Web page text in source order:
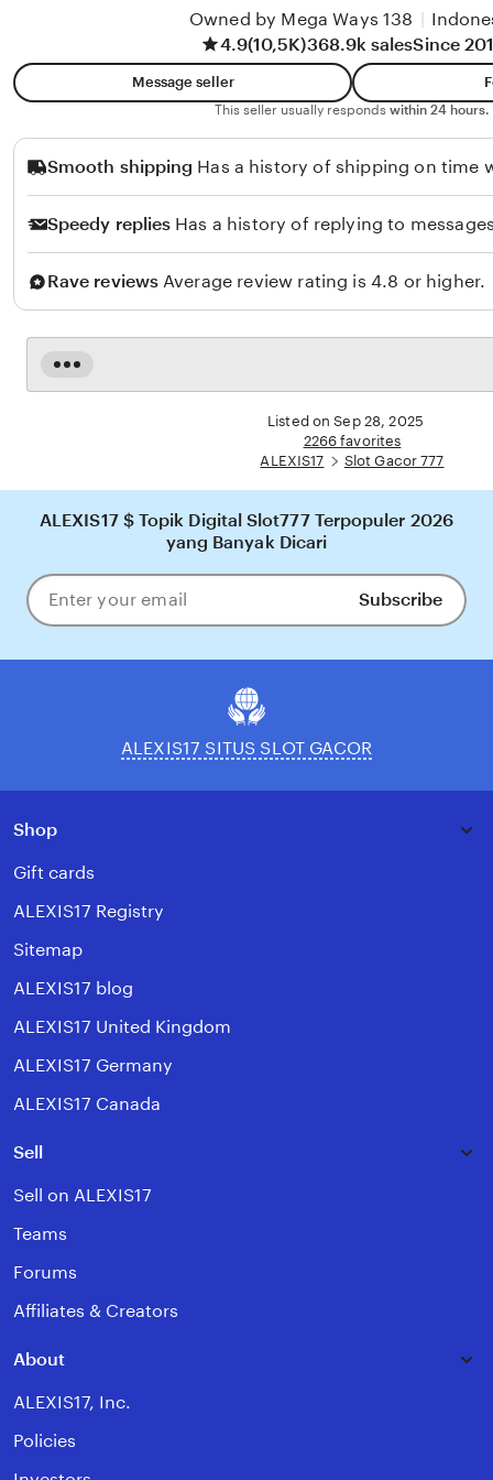
a
Owned by Mega Ways 138
4.9(10,5K)368.9k salesSince
Message seller
This seller usually responds within 24 hours.
Smooth shipping Has a history of shipping on time
Speedy replies Has a history of replying to
Rave reviews Average review rating is 4.8 or higher.
Read
the
Listed on Sep 28, 2025
2266 favorites
ALEXIS17
Slot Gacor 777
ALEXIS17 $ Topik Digital Slot777 Terpopuler 2026
yang Banyak Dicari
Enter
your
Subscribe
ALEXIS17 SITUS SLOT GACOR
Shop
Gift cards
ALEXIS17 Registry
Sitemap
ALEXIS17 blog
ALEXIS17 United Kingdom
ALEXIS17 Germany
ALEXIS17 Canada
Sell
Sell on ALEXIS17
Teams
Forums
Affiliates & Creators
About
ALEXIS17, Inc.
Policies